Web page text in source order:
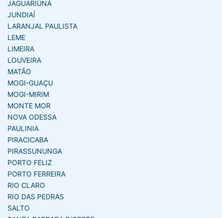
JAGUARIÚNA
JUNDIAÍ
LARANJAL PAULISTA
LEME
LIMEIRA
LOUVEIRA
MATÃO
MOGI-GUAÇU
MOGI-MIRIM
MONTE MOR
NOVA ODESSA
PAULINIA
PIRACICABA
PIRASSUNUNGA
PORTO FELIZ
PORTO FERREIRA
RIO CLARO
RIO DAS PEDRAS
SALTO